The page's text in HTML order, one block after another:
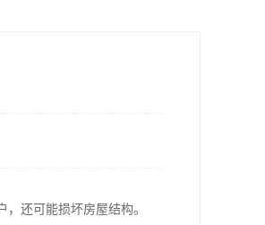
还可能损坏房屋结构。